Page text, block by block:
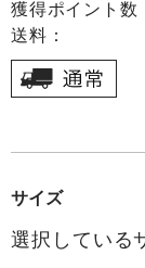
獲得ポイント数
送料：
サイズ
選択している